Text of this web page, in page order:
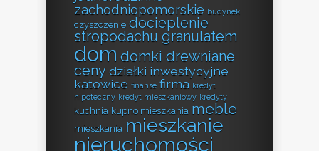
zachodniopomorskie budynek
czyszczenie docieplenie
stropodachu granulatem
dom domki drewniane
cenydziałki inwestycyjne
katowice finanse firma kredyt
hipoteczny kredyt mieszkaniowy kredyty
kuchnia kupno mieszkania meble
mieszkania mieszkanie
nieruchomości